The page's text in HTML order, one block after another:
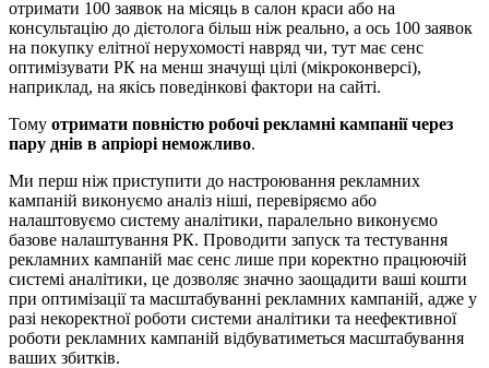
отримати 100 заявок на місяць в салон краси або на
консультацію до дієтолога більш ніж реально, а ось 100 заявок
на покупку елітної нерухомості навряд чи, тут має сенс
оптимізувати РК на менш значущі цілі (мікроконверсі),
наприклад, на якісь поведінкові фактори на сайті.
Тому отримати повністю робочі рекламні кампанії через
пару днів в апріорі неможливо.
Ми перш ніж приступити до настроювання рекламних
кампаній виконуємо аналіз ніші, перевіряємо або
налаштовуємо систему аналітики, паралельно виконуємо
базове налаштування РК. Проводити запуск та тестування
рекламних кампаній має сенс лише при коректно працюючій
системі аналітики, це дозволяє значно заощадити ваші кошти
при оптимізації та масштабуванні рекламних кампаній, адже у
разі некоректної роботи системи аналітики та неефективної
роботи рекламних кампаній відбуватиметься масштабування
ваших збитків.